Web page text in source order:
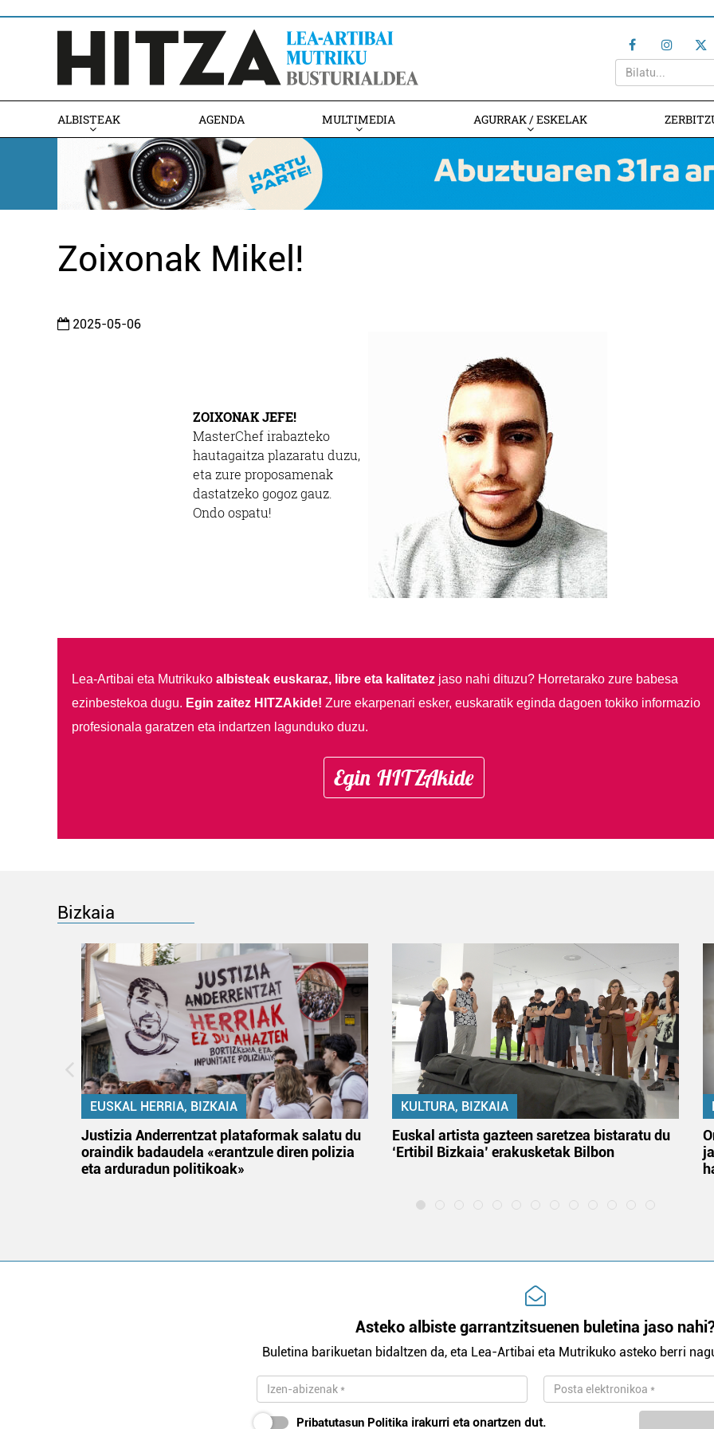
ALBISTEAK AGENDA MULTIMEDIA AGURRAK / ESKELAK
Zoixonak Mikel!
2025-05-06
ZOIXONAK JEFE!
MasterChef irabazteko
hautagaitza plazaratu duzu,
eta zure proposamenak
dastatzeko gogoz gauz.
Ondo ospatu!
Lea-Artibai eta Mutrikuko albisteak euskaraz, libre eta kalitatezjaso nahi dituzu? Horretarako zure babesa
ezinbestekoa dugu. Egin zaitez HITZAkide! Zure ekarpenari esker, euskaratik eginda dagoen tokiko informazio
profesionala garatzen eta indartzen lagunduko duzu.
Egin HITZAkide
Bizkaia
EUSKAL HERRIA, BIZKAIA
Justizia Anderrentzat plataformak salatu du
oraindik badaudela «erantzule diren polizia
eta arduradun politikoak»
KULTURA, BIZKAIA
Euskal artista gazteen saretzea bistaratu du
‘Ertibil Bizkaia’ erakusketak Bilbon
Asteko albiste garrantzitsuenen buletina jaso
Buletina barikuetan bidaltzen da, eta Lea-Artibai eta Mutrikuko asteko berri
Pribatutasun Politika irakurri eta onartzen dut.